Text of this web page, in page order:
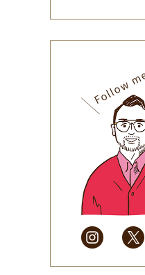
(32)
2025年9月(30)
2025年8月(31)
2025年7月(37)
2025年6月(48)
2025年5月
(41)
2025年4月
(32)
2025年3月(31)
2025年2月
(28)
2025年1月
(34)